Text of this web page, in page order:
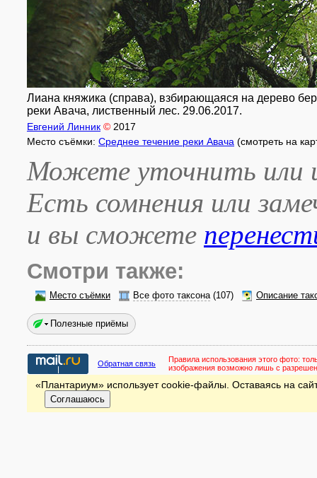
Лиана княжика (справа), взбирающаяся на дерево
реки Авача, лиственный лес. 29.06.2017.
Евгений Линник © 2017
Место съёмки: Среднее течение реки Авача (смотреть на
Можете уточнить или
Есть сомнения или
и вы сможете
Смотри также:
Место съёмки Все фото таксона(107) Описание
Полезные приёмы
Обратная связь Правила использования этого фото:
изображения возможно лишь с
«Плантариум» использует cookie-файлы. Оставаясь на
Соглашаюсь